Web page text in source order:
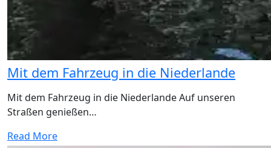
Mit dem Fahrzeug in die Niederlande
Mit dem Fahrzeug in die Niederlande Auf unseren
Straßen genießen…
Read More